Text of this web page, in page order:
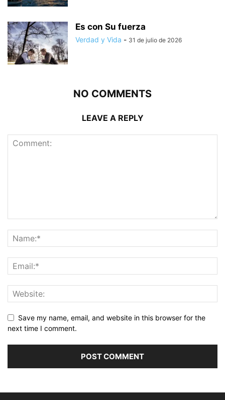
Es con Su fuerza
Verdad y Vida - 31 de julio de 2026
NO COMMENTS
LEAVE A REPLY
Save my name, email, and website in this browser for the
next time I comment.